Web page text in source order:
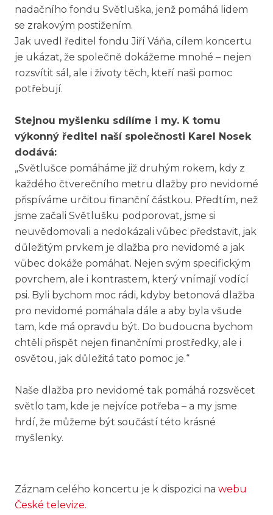
nadačního fondu Světluška, jenž pomáhá lidem
se zrakovým postižením.
Jak uvedl ředitel fondu Jiří Váňa, cílem koncertu
je ukázat, že společně dokážeme mnohé – nejen
rozsvítit sál, ale i životy těch, kteří naši pomoc
potřebují.
Stejnou myšlenku sdílíme i my. K tomu
výkonný ředitel naší společnosti Karel Nosek
dodává:
„Světlušce pomáháme již druhým rokem, kdy z
každého čtverečního metru dlažby pro nevidomé
přispíváme určitou finanční částkou. Předtím, než
jsme začali Světlušku podporovat, jsme si
neuvědomovali a nedokázali vůbec představit, jak
důležitým prvkem je dlažba pro nevidomé a jak
vůbec dokáže pomáhat. Nejen svým specifickým
povrchem, ale i kontrastem, který vnímají vodící
psi. Byli bychom moc rádi, kdyby betonová dlažba
pro nevidomé pomáhala dále a aby byla všude
tam, kde má opravdu být. Do budoucna bychom
chtěli přispět nejen finančními prostředky, ale i
osvětou, jak důležitá tato pomoc je.“
Naše dlažba pro nevidomé tak pomáhá rozsvěcet
světlo tam, kde je nejvíce potřeba – a my jsme
hrdí, že můžeme být součástí této krásné
myšlenky.
Záznam celého koncertu je k dispozici na webu
České televize.